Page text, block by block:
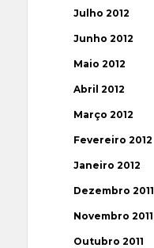
Julho 2012
Junho 2012
Maio 2012
Abril 2012
Março 2012
Fevereiro 2012
Janeiro 2012
Dezembro 2011
Novembro 2011
Outubro 2011